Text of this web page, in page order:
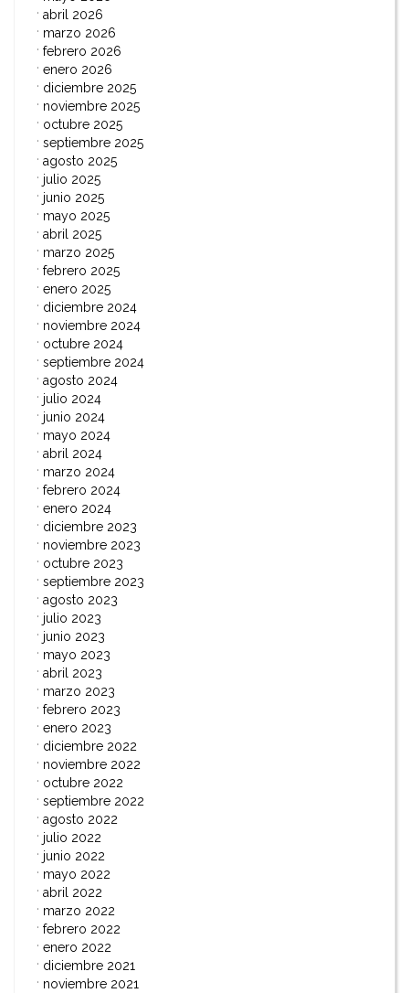
abril 2026
marzo 2026
febrero 2026
enero 2026
diciembre 2025
noviembre 2025
octubre 2025
septiembre 2025
agosto 2025
julio 2025
junio 2025
mayo 2025
abril 2025
marzo 2025
febrero 2025
enero 2025
diciembre 2024
noviembre 2024
octubre 2024
septiembre 2024
agosto 2024
julio 2024
junio 2024
mayo 2024
abril 2024
marzo 2024
febrero 2024
enero 2024
diciembre 2023
noviembre 2023
octubre 2023
septiembre 2023
agosto 2023
julio 2023
junio 2023
mayo 2023
abril 2023
marzo 2023
febrero 2023
enero 2023
diciembre 2022
noviembre 2022
octubre 2022
septiembre 2022
agosto 2022
julio 2022
junio 2022
mayo 2022
abril 2022
marzo 2022
febrero 2022
enero 2022
diciembre 2021
noviembre 2021